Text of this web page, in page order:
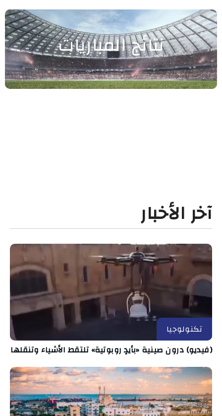
نتائج المباريات
آخر الأخبار
تكنولوجيا
(فيديو) درون صينية «بأيدٍ روبوتية» تلتقط الأشياء وتنقلها